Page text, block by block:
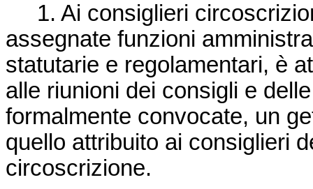
1. Ai consiglieri
assegnate funzioni
statutarie e regolamentari, è
alle riunioni dei consigli e
formalmente convocate, un
quello attribuito ai consiglieri
circoscrizione.